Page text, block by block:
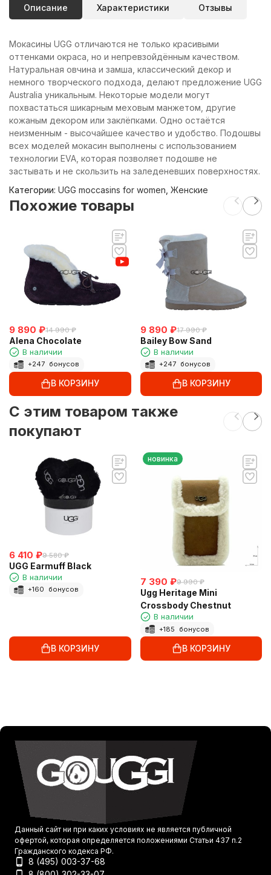
Описание Характеристики Отзывы
Мокасины UGG отличаются не только красивыми
оттенками окраса, но и непревзойдённым качеством.
Натуральная овчина и замша, классический декор и
немного творческого подхода, делают предложение UGG
Australia уникальным. Некоторые модели могут
похвастаться шикарным меховым манжетом, другие
кожаным декором или заклёпками. Одно остаётся
неизменным - высочайшее качество и удобство. Подошвы
всех моделей мокасин выполнены с использованием
технологии EVA, которая позволяет подошве не
застывать и не скользить на заледеневших поверхностях.
Категории: UGG moccasins for women Женские
Похожие товары
9 890 ₽14 990 ₽
Alena Chocolate
В наличии
+247 бонусов
В КОРЗИНУ
9 890 ₽17 990 ₽
Bailey Bow Sand
В наличии
+247 бонусов
В КОРЗИНУ
C этим товаром также
покупают
6 410 ₽9 580 ₽
UGG Earmuff Black
В наличии
+160 бонусов
В КОРЗИНУ
новинка
7 390 ₽9 990 ₽
Ugg Heritage Mini
Crossbody Chestnut
В наличии
+185 бонусов
В КОРЗИНУ
Данный сайт ни при каких условиях не является публичной
офертой, которая определяется положениями Статьи 437 п.2
Гражданского кодекса РФ.
8 (495) 003-37-68